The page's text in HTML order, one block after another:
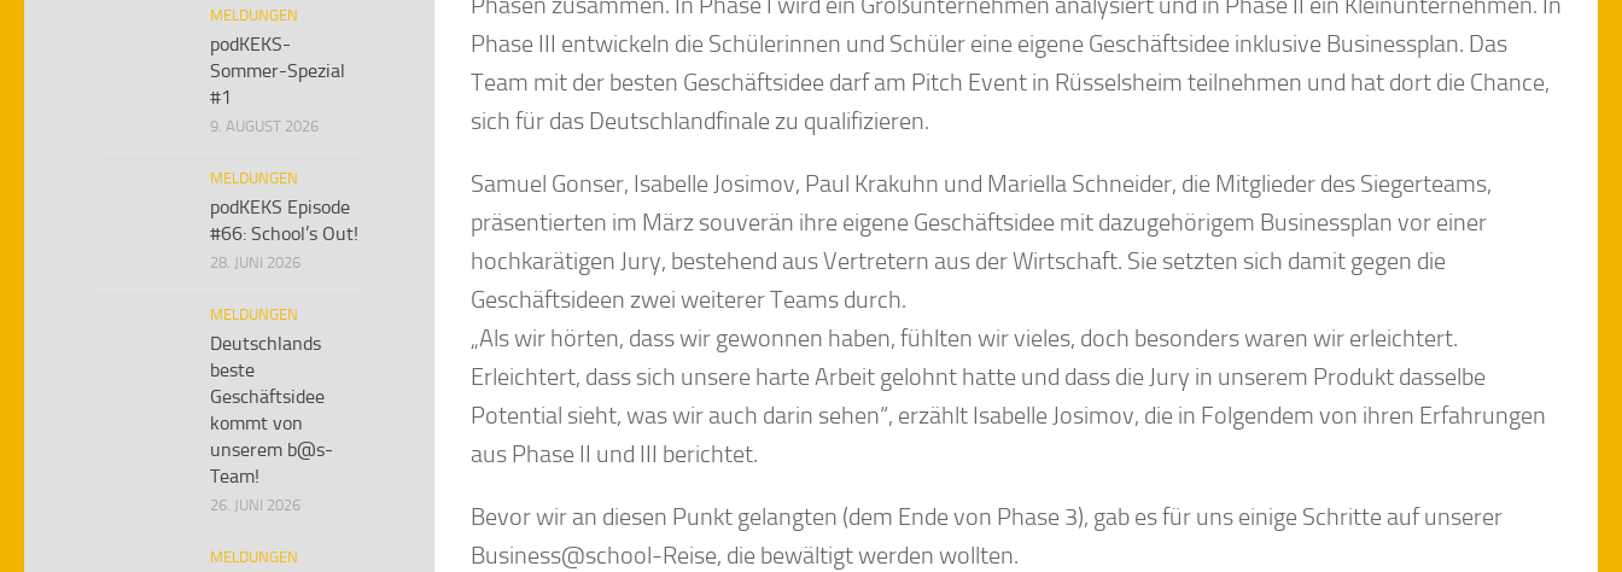
Phase III entwickeln die Schülerinnen und Schüler eine eigene Geschäftsidee inklusive Businessplan. Das
Team mit der besten Geschäftsidee darf am Pitch Event in Rüsselsheim teilnehmen und hat dort die Chance,
sich für das Deutschlandfinale zu qualifizieren.
Samuel Gonser, Isabelle Josimov, Paul Krakuhn und Mariella Schneider, die Mitglieder des Siegerteams,
präsentierten im März souverän ihre eigene Geschäftsidee mit dazugehörigem Businessplan vor einer
hochkarätigen Jury, bestehend aus Vertretern aus der Wirtschaft. Sie setzten sich damit gegen die
Geschäftsideen zwei weiterer Teams durch.
„Als wir hörten, dass wir gewonnen haben, fühlten wir vieles, doch besonders waren wir erleichtert.
Erleichtert, dass sich unsere harte Arbeit gelohnt hatte und dass die Jury in unserem Produkt dasselbe
Potential sieht, was wir auch darin sehen“, erzählt Isabelle Josimov, die in Folgendem von ihren Erfahrungen
aus Phase II und III berichtet.
Bevor wir an diesen Punkt gelangten (dem Ende von Phase 3), gab es für uns einige Schritte auf unserer
Business@school-Reise, die bewältigt werden wollten.
MELDUNGEN
podKEKS-
Sommer-Spezial
#1
9. AUGUST 2026
MELDUNGEN
podKEKS Episode
#66: School’s Out!
28. JUNI 2026
MELDUNGEN
Deutschlands
beste
Geschäftsidee
kommt von
unserem b@s-
Team!
26. JUNI 2026
MELDUNGEN